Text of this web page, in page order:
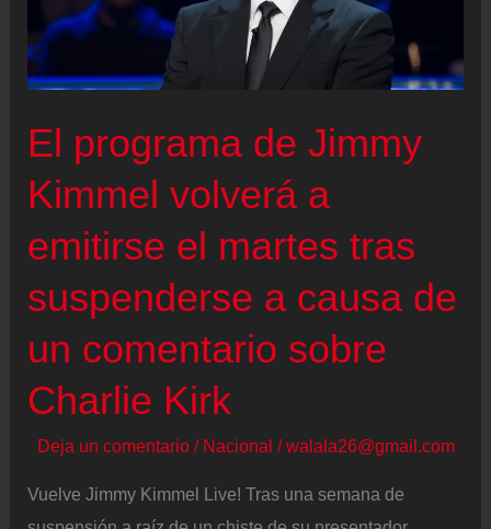
sustitución
de
Iger
El programa de Jimmy
Kimmel volverá a
emitirse el martes tras
suspenderse a causa de
un comentario sobre
Charlie Kirk
Deja un comentario / Nacional /walala26@gmail.com
Vuelve Jimmy Kimmel Live! Tras una semana de